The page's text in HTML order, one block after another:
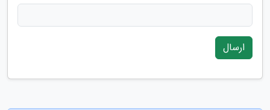
ارسال